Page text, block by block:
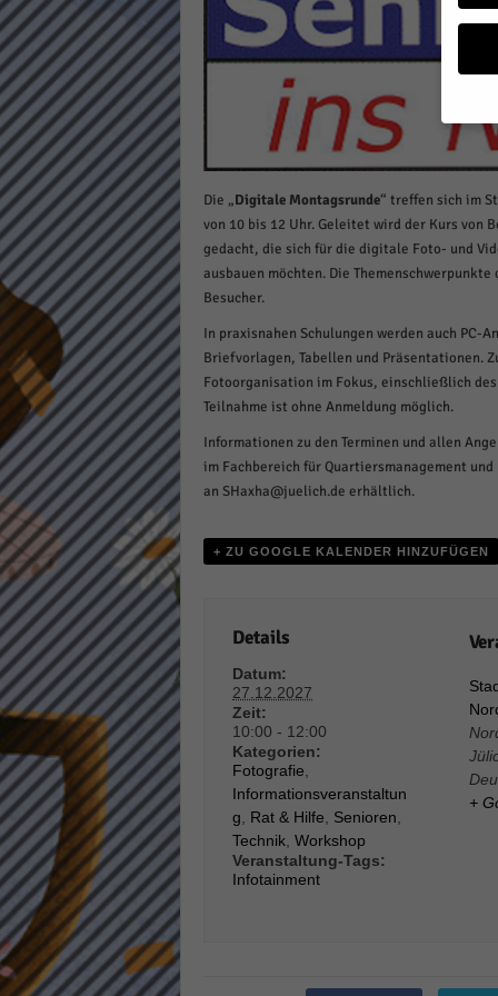
Die „Digitale Montagsrunde“ treffen sich im
von 10 bis 12 Uhr. Geleitet wird der Kurs von
gedacht, die sich für die digitale Foto- und
ausbauen möchten. Die
Besucher.
In praxisnahen Schulungen werden auch
Briefvorlagen, Tabellen und Präsentationen.
Fotoorganisation im Fokus, einschließlich
Teilnahme ist ohne Anmeldung möglich.
Informationen zu den Terminen und allen
im Fachbereich für Quartiersmanagement
an SHaxha@juelich.de erhältlich.
+ ZU GOOGLE KALENDER HINZUFÜGEN
Details
Datum:
27.12.2027
Zeit:
10:00 - 12:00
Kategorien:
Fotografie
Informationsveranstaltun
g
Rat & Hilfe Senioren
Technik ,Workshop
Veranstaltung-Tags:
Infotainment
+
Wir
sind
B.
Hier
wie